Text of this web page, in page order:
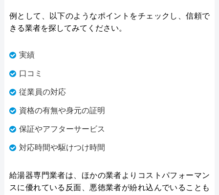
例として、以下のようなポイントをチェックし、信頼で
きる業者を探してみてください。
実績
口コミ
従業員の対応
資格の有無や身元の証明
保証やアフターサービス
対応時間や駆けつけ時間
給湯器専門業者は、ほかの業者よりコストパフォーマン
スに優れている反面、悪徳業者が紛れ込んでいることも